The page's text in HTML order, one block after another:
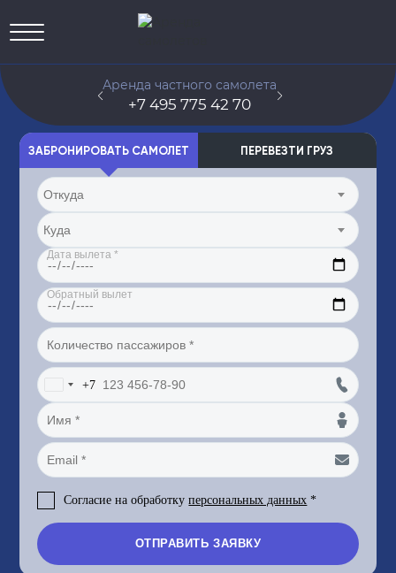
Аренда частного самолета
+7 495 775 42 70 +7
ЗАБРОНИРОВАТЬ САМОЛЕТ ПЕРЕВЕЗТИ ГРУЗ
Откуда
Куда
Russia+7
Согласие на обработкуперсональных данных *